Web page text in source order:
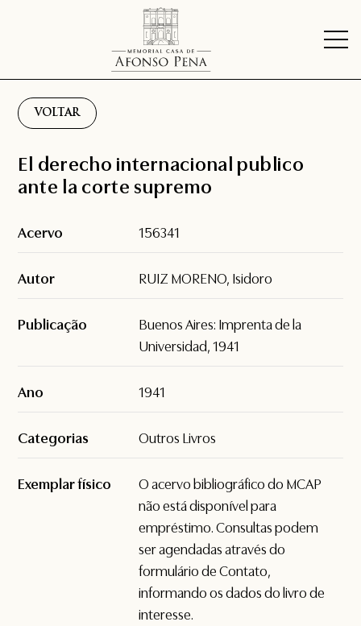
VOLTAR
El derecho internacional publico
ante la corte supremo
Acervo 156341
Autor RUIZ MORENO, Isidoro
Publicação
Buenos Aires: Imprenta de la
Universidad, 1941
Ano 1941
Categorias Outros Livros
Exemplar físico
O acervo bibliográfico do MCAP
não está disponível para
empréstimo. Consultas podem
ser agendadas através do
formulário deContato,
informando os dados do livro de
interesse.